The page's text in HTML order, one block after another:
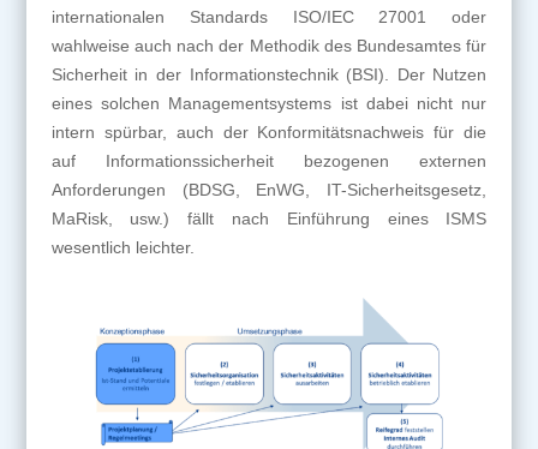
internationalen Standards ISO/IEC 27001 oder
wahlweise auch nach der Methodik des Bundesamtes für
Sicherheit in der Informationstechnik (BSI). Der Nutzen
eines solchen Managementsystems ist dabei nicht nur
intern spürbar, auch der Konformitätsnachweis für die
auf Informationssicherheit bezogenen externen
Anforderungen (BDSG, EnWG, IT-Sicherheitsgesetz,
MaRisk, usw.) fällt nach Einführung eines ISMS
wesentlich leichter.